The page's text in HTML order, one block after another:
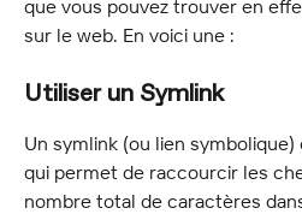
que vous pouvez trouver en
sur le web. En voici une :
Utiliser un Symlink
Un symlink (ou lien
qui permet de raccourcir les
nombre total de caractères